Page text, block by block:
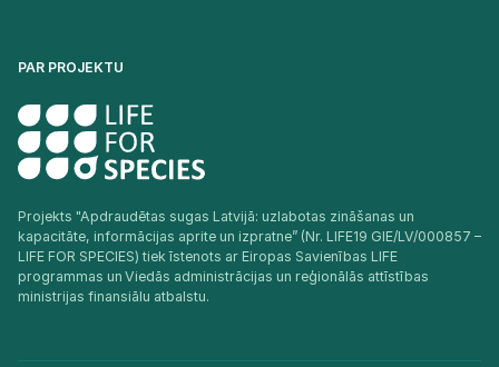
PAR PROJEKTU
Projekts "Apdraudētas sugas Latvijā: uzlabotas zināšanas un
kapacitāte, informācijas aprite un izpratne” (Nr. LIFE19 GIE/LV/000857 –
LIFE FOR SPECIES) tiek īstenots ar Eiropas Savienības LIFE
programmas un Viedās administrācijas un reģionālās attīstības
ministrijas finansiālu atbalstu.​